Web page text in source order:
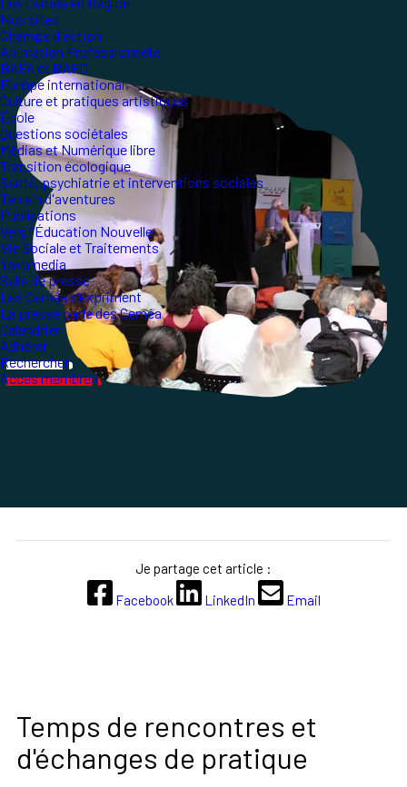
Nos sites
Champs d'action
Animation Professionnelle
BAFA et BAFD
Europe international
Culture et pratiques artistiques
École
Questions sociétales
Médias et Numérique libre
Transition écologique
Santé, psychiatrie et interventions sociales
Terrain d'aventures
Publications
Vers l'Éducation Nouvelle
Vie Sociale et Traitements
Yakamedia
Salle de presse
Les Ceméa s'expriment
La presse parle des Ceméa
Calendrier
Adhérer
Rechercher
Accès membres
Temps de rencontres et
d'échanges de pratique
Je partage cet article :
Facebook
LinkedIn Email